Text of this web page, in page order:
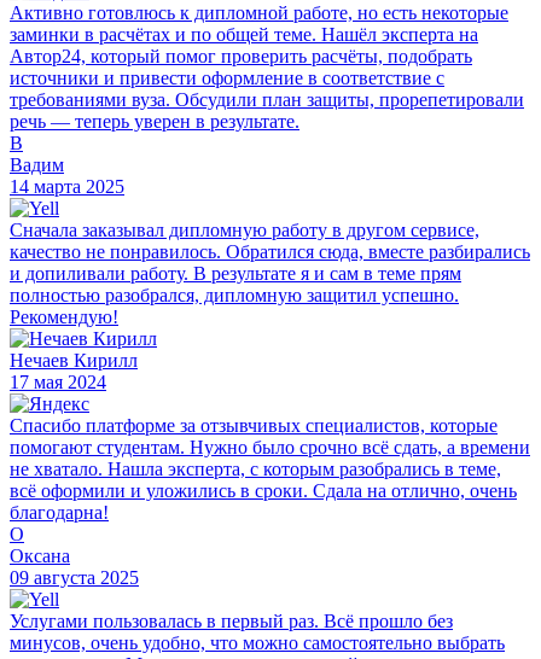
Активно готовлюсь к дипломной работе, но есть некоторые
заминки в расчётах и по общей теме. Нашёл эксперта на
Автор24, который помог проверить расчёты, подобрать
источники и привести оформление в соответствие с
требованиями вуза. Обсудили план защиты, прорепетировали
речь — теперь уверен в результате.
В
Вадим
14 марта 2025
Сначала заказывал дипломную работу в другом сервисе,
качество не понравилось. Обратился сюда, вместе разбирались
и допиливали работу. В результате я и сам в теме прям
полностью разобрался, дипломную защитил успешно.
Рекомендую!
Нечаев Кирилл
17 мая 2024
Спасибо платформе за отзывчивых специалистов, которые
помогают студентам. Нужно было срочно всё сдать, а времени
не хватало. Нашла эксперта, с которым разобрались в теме,
всё оформили и уложились в сроки. Сдала на отлично, очень
благодарна!
О
Оксана
09 августа 2025
Услугами пользовалась в первый раз. Всё прошло без
минусов, очень удобно, что можно самостоятельно выбрать